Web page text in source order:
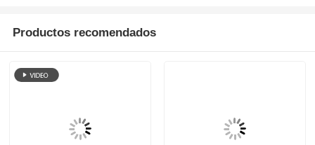
Productos recomendados